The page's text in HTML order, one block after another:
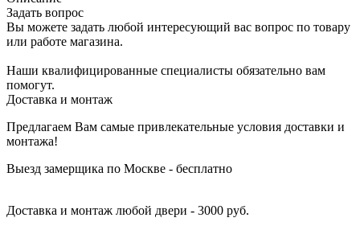
Задать вопрос
Вы можете задать любой интересующий вас вопрос по товару
или работе магазина.
Наши квалифицированные специалисты обязательно вам
помогут.
Доставка и монтаж
Предлагаем Вам самые привлекательные условия доставки и
монтажа!
Выезд замерщика по Москве - бесплатно
Доставка и монтаж любой двери - 3000 руб.